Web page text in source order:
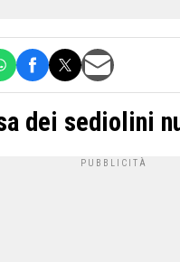
dei sediolini